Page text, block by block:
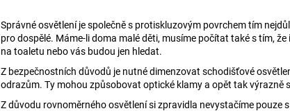
Správné osvětlení je společně s protiskluzovým povrchem tím
pro dospělé. Máme-li doma malé děti, musíme počítat také s tím,
na toaletu nebo vás budou jen hledat.
Z bezpečnostních důvodů je nutné dimenzovat schodišťové
odrazům. Ty mohou způsobovat optické klamy a opět tak výrazně
Z důvodu rovnoměrného osvětlení si zpravidla nevystačíme pouze